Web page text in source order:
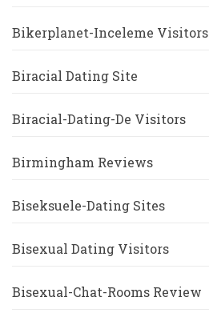
Bikerplanet-Inceleme Visitors
Biracial Dating Site
Biracial-Dating-De Visitors
Birmingham Reviews
Biseksuele-Dating Sites
Bisexual Dating Visitors
Bisexual-Chat-Rooms Review